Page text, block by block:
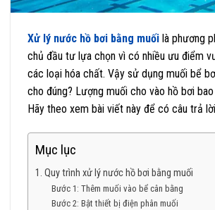
Xử lý nước hồ bơi bằng muối là phương
chủ đầu tư lựa chọn vì có nhiều ưu điểm
các loại hóa chất. Vậy sử dụng muối bể
cho đúng? Lượng muối cho vào hồ bơi bao
Hãy theo xem bài viết này để có câu trả
Mục lục
1. Quy trình xử lý nước hồ bơi bằng muối
Bước 1: Thêm muối vào bể cân bằng
Bước 2: Bật thiết bị điện phân muối